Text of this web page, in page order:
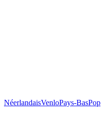
NéerlandaisVenloPays-BasPop